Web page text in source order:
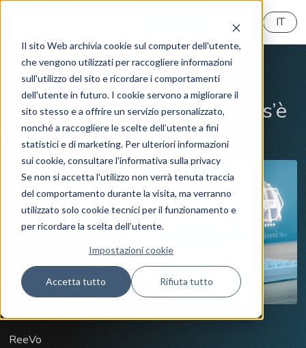
Il sito Web archivia cookie sul computer dell'utente,
che vengono utilizzati per raccogliere informazioni
sull'utilizzo del sito e ricordare i comportamenti
dell'utente in futuro. I cookie servono a migliorare il
sito stesso e a offrire un servizio personalizzato,
nonché a raccogliere le scelte dell’utente a fini
statistici e di marketing. Per ulteriori informazioni
sui cookie, consultare l'informativa sulla privacy
Se non si accetta l'utilizzo non verrà tenuta traccia
del comportamento durante la visita, ma verranno
utilizzato solo cookie tecnici per il funzionamento e
per ricordare la scelta dell’utente.
Impostazioni cookie
Accetta tutto Rifiuta tutto
IT
Cybersecurity News
Cyber threat intelligence: cos’è
e come protegge le aziende
ReeVo